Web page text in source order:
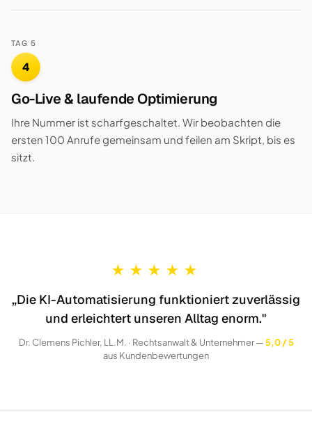
TAG 5
4
Go-Live & laufende Optimierung
Ihre Nummer ist scharfgeschaltet. Wir beobachten die
ersten 100 Anrufe gemeinsam und feilen am Skript, bis es
sitzt.
★ ★ ★ ★ ★
„Die KI-Automatisierung funktioniert zuverlässig
und erleichtert unseren Alltag enorm."
Dr. Clemens Pichler, LL.M. · Rechtsanwalt & Unternehmer —5,0 / 5
aus Kundenbewertungen